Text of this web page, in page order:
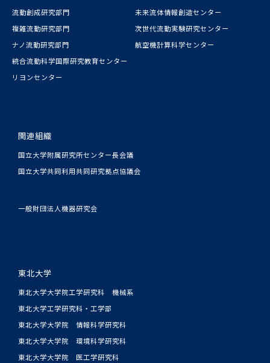
流動創成研究部門
複雑流動研究部門
ナノ流動研究部門
統合流動科学国際研究教育センター
リヨンセンター
未来流体情報創造センター
次世代流動実験研究センター
航空機計算科学センター
関連組織
国立大学附属研究所センター長会議
国立大学共同利用共同研究拠点協議会
一般財団法人機器研究会
東北大学
東北大学大学院工学研究科 機械系
東北大学工学研究科・工学部
東北大学大学院 情報科学研究科
東北大学大学院 環境科学研究科
東北大学大学院 医工学研究科